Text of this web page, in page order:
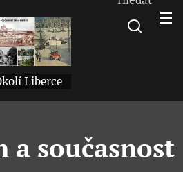
Liberce
a současnost